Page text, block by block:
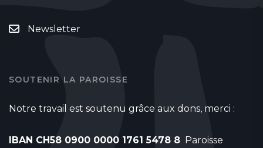
Newsletter
SOUTENIR LA PAROISSE
Notre travail est soutenu grâce aux dons, merci :
IBAN CH58 0900 0000 1761 5478 8 Paroisse